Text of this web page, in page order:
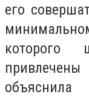
его
которого
привлечены